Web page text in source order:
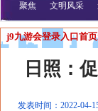
明播报
聚焦 文明风采
j9九游会登录入口首
日照：
发表时间：2022-04-